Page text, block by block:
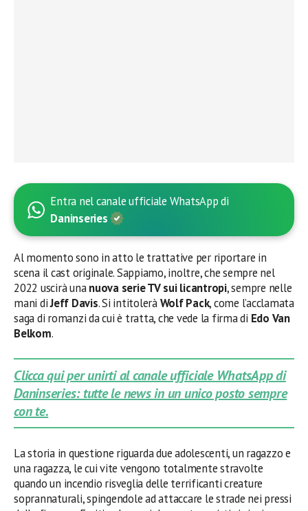
Entra nel canale ufficiale WhatsApp di
Daninseries
Al momento sono in atto le trattative per riportare in
scena il cast originale. Sappiamo, inoltre, che sempre nel
2022 uscirà unanuova serie TV sui licantropi, sempre nelle
mani diJeff Davis. Si intitoleràWolf Pack, come l’acclamata
saga di romanzi da cui è tratta, che vede la firma di Edo Van
Belkom.
Clicca qui per unirti al canale ufficiale WhatsApp di
Daninseries: tutte le news in un unico posto sempre
con te.
La storia in questione riguarda due adolescenti, un ragazzo e
una ragazza, le cui vite vengono totalmente stravolte
quando un incendio risveglia delle terrificanti creature
soprannaturali, spingendole ad attaccare le strade nei pressi